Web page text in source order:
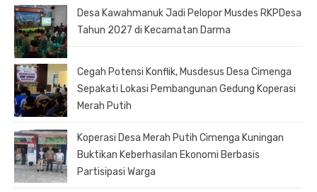
Desa Kawahmanuk Jadi Pelopor Musdes RKPDesa
Tahun 2027 di Kecamatan Darma
Cegah Potensi Konflik, Musdesus Desa Cimenga
Sepakati Lokasi Pembangunan Gedung Koperasi
Merah Putih
Koperasi Desa Merah Putih Cimenga Kuningan
Buktikan Keberhasilan Ekonomi Berbasis
Partisipasi Warga